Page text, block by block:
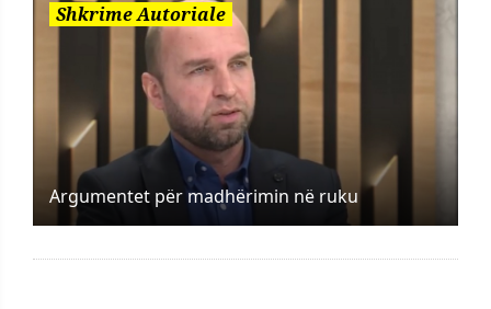
Shkrime Autoriale
Argumentet për madhërimin në ruku